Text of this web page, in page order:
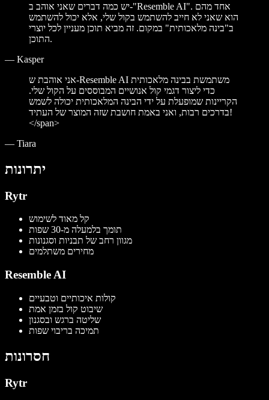
יש כמה דברים שאני אוהב ב-"Resemble AI". אחד מהם
הוא שאני לא חייב להשתמש בקול שלי, אלא יכול להשתמש
ב"בינה מלאכותית" במקום. זה מביא תוכן מעניין לכל יוצרי
התוכן.
— Kasper
אני אוהבת ש-Resemble AI משתמשת בבינה מלאכותית
כדי ליצור דגמי קול אנושיים המבוססים על הקול שלי.
הקריינות שמופעלת על ידי הבינה המלאכותית יכולה לשמש
בדרכים רבות, ואני באמת חושבת שזה המוצר של העתיד!
</span>
— Tiara
יתרונות
Rytr
קל מאוד לשימוש
תומך בלמעלה מ-30 שפות
מגוון רחב של תבניות וסגנונות
מחירים משתלמים
Resemble AI
קולות איכותיים וטבעיים
שיבוט קול בזמן אמת
שליטה ברגש ובסגנון
תמיכה בריבוי שפות
חסרונות
Rytr